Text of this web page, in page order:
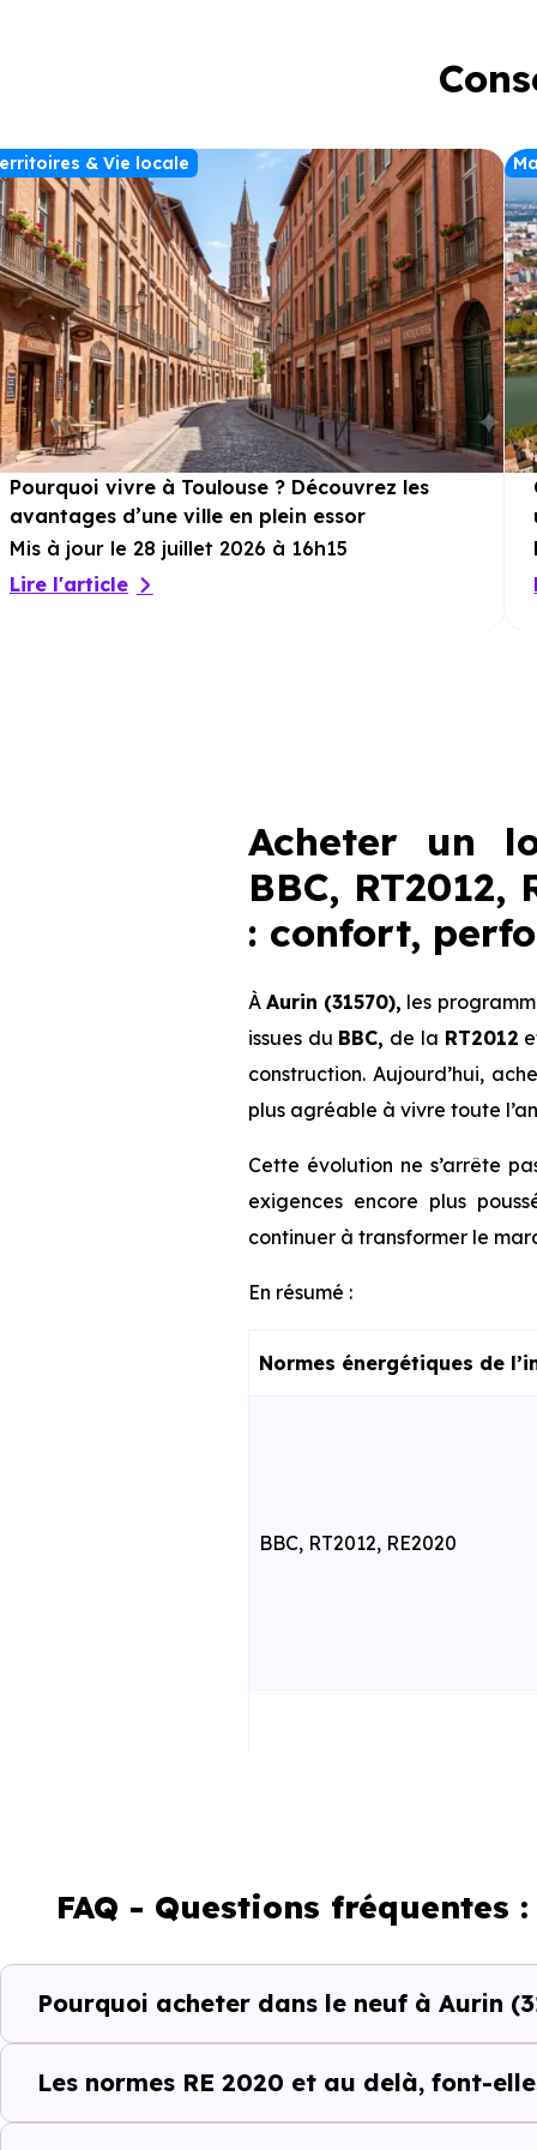
& Vie locale
Pourquoi vivre à Toulouse ? Découvrez les
avantages d’une ville en plein essor
Mis à jour le 28 juillet 2026 à 16h15
Lire l'article
Acheter un
BBC, RT2012,
: confort,
ÀAurin (31570), les
issues du BBC, de la RT2012
construction. Aujourd’hui,
plus agréable à vivre toute
Cette évolution ne s’arrête
exigences encore plus
continuer à transformer le
En résumé :
Normes énergétiques de
BBC, RT2012, RE2020
Un projet
quartiers, les dynamiques
FAQ - Questions fréquentes
Pourquoi acheter dans le neuf à Aurin
Les normes RE 2020 et au delà, font-